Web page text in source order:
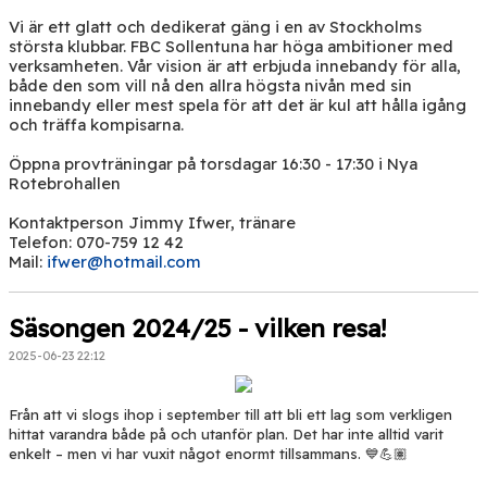
Vi är ett glatt och dedikerat gäng i en av Stockholms
största klubbar. FBC Sollentuna har höga ambitioner med
verksamheten. Vår vision är att erbjuda innebandy för alla,
både den som vill nå den allra högsta nivån med sin
innebandy eller mest spela för att det är kul att hålla igång
och träffa kompisarna.
Öppna provträningar på torsdagar 16:30 - 17:30 i Nya
Rotebrohallen
Kontaktperson Jimmy Ifwer, tränare
Telefon: 070-759 12 42
Mail: ifwer@hotmail.com
Säsongen 2024/25 - vilken resa!
2025-06-23 22:12
Från att vi slogs ihop i september till att bli ett lag som verkligen
hittat varandra både på och utanför plan. Det har inte alltid varit
enkelt – men vi har vuxit något enormt tillsammans. 💙💪🏽